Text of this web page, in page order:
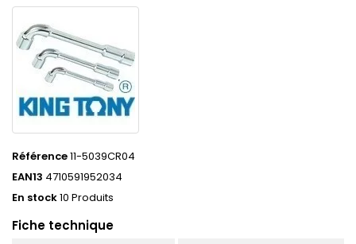
Référence11-5039CR04
EAN13 4710591952034
En stock10 Produits
Fiche technique